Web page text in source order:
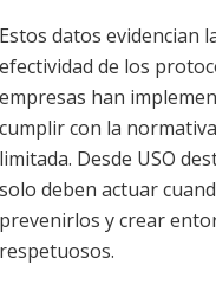
Estos datos evidencian
efectividad de los
empresas han
cumplir con la
limitada. Desde USO
solo deben actuar
prevenirlos y crear
respetuosos.